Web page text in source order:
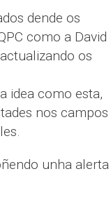
dende os
como a David
os
idea como esta,
nos campos
unha alerta